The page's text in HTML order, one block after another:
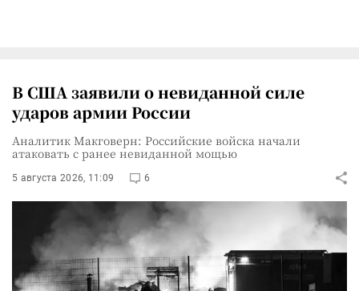
В США заявили о невиданной силе
ударов армии России
Аналитик Макговерн: Российские войска начали
атаковать с ранее невиданной мощью
5 августа 2026, 11:09 6